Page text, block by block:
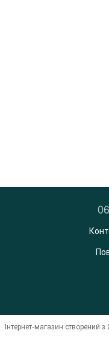
Інтернет-магазин створений